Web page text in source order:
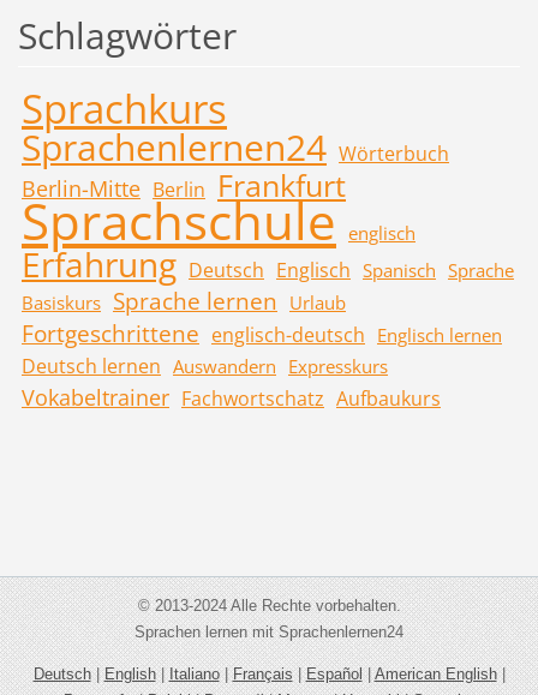
Schlagwörter
Sprachkurs
Sprachenlernen24 Wörterbuch
Berlin-Mitte Berlin Frankfurt
Sprachschule englisch
Erfahrung Deutsch Englisch Spanisch Sprache
Basiskurs Sprache lernen Urlaub
Fortgeschrittene englisch-deutsch Englisch lernen
Deutsch lernen Auswandern Expresskurs
Vokabeltrainer Fachwortschatz Aufbaukurs
© 2013-2024 Alle Rechte vorbehalten.
Sprachen lernen mit Sprachenlernen24
Deutsch|English|Italiano|Français|Español|American English|